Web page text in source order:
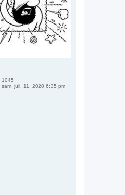
1045
sam. juil. 11, 2020 6:35 pm